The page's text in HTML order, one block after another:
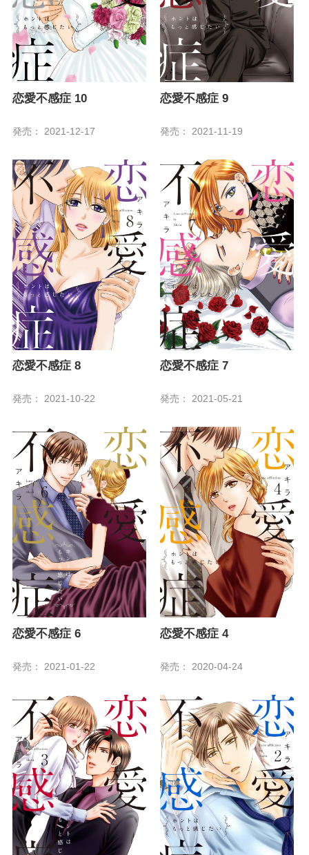
恋愛不感症 10
発売： 2021-12-17
恋愛不感症 9
発売： 2021-11-19
恋愛不感症 8
発売： 2021-10-22
恋愛不感症 7
発売： 2021-05-21
恋愛不感症 6
発売： 2021-01-22
恋愛不感症 4
発売： 2020-04-24